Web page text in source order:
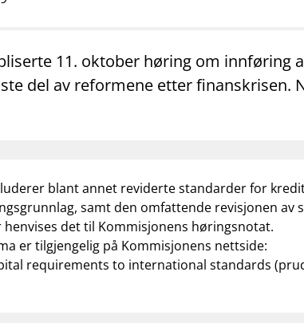
11. oktober høring om innføring
del av reformene etter finanskrisen.
blant annet reviderte standarder for
samt den omfattende revisjonen av
det til Kommisjonens høringsnotat.
er tilgjengelig på Kommisjonens nettside:
requirements to international standards